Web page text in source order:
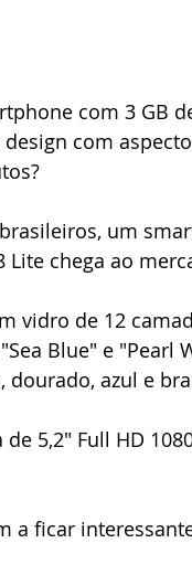
com 3 GB
com
um
chega ao
vidro de 12
Blue" e
dourado, azul e
5,2" Full HD
a ficar